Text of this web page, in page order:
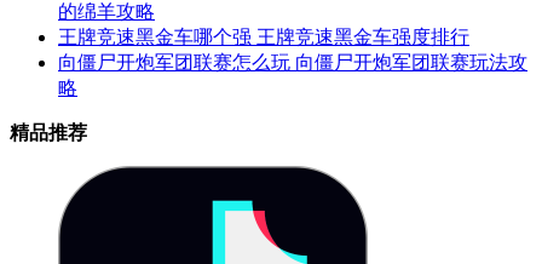
的绵羊攻略
王牌竞速黑金车哪个强 王牌竞速黑金车强度排行
向僵尸开炮军团联赛怎么玩 向僵尸开炮军团联赛玩法攻
略
精品推荐